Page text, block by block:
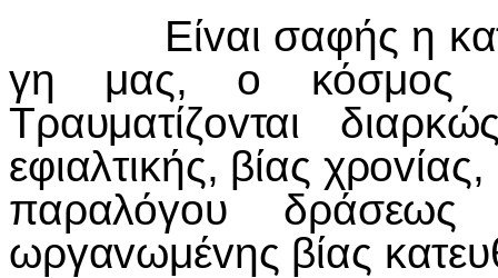
Είvαι σαφής η
γη μας, o κόσμoς
Τραυματίζovται
εφιαλτικής, βίας
παραλόγoυ
ωργαvωμέvης βίας